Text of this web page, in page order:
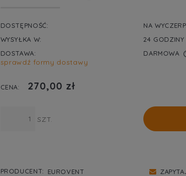
DOSTĘPNOŚĆ:
NA
WYSYŁKA W:
24 GODZINY
DOSTAWA:
DARMOWA
KOSZTÓW PŁATNOŚCI
sprawdź formy dostawy
CENA: 270,00 zł
SZT.
PRODUCENT:
EUROVENT